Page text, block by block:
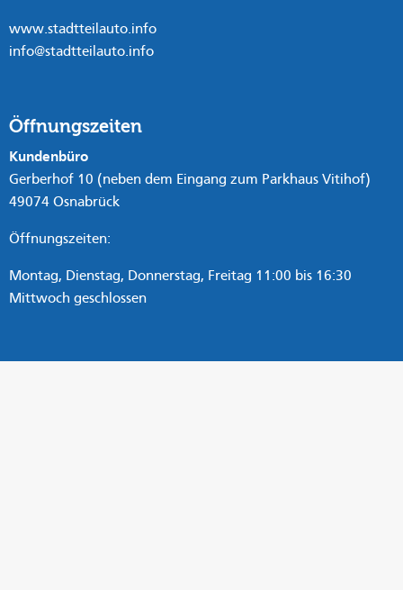
www.stadtteilauto.info
info@stadtteilauto.info
Öffnungszeiten
Kundenbüro
Gerberhof 10 (neben dem Eingang zum Parkhaus Vitihof)
49074 Osnabrück
Öffnungszeiten:
Montag, Dienstag, Donnerstag, Freitag 11:00 bis 16:30
Mittwoch geschlossen